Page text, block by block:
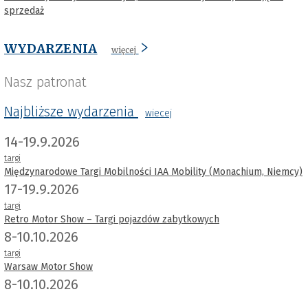
sprzedaż
WYDARZENIA więcej
Nasz patronat
Najbliższe wydarzenia
wiecej
14-19.9.2026
targi
Międzynarodowe Targi Mobilności IAA Mobility (Monachium, Niemcy)
17-19.9.2026
targi
Retro Motor Show – Targi pojazdów zabytkowych
8-10.10.2026
targi
Warsaw Motor Show
8-10.10.2026